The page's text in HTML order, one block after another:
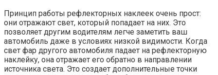
Принцип работы рефлекторных наклеек очень прост:
они отражают свет, который попадает на них. Это
позволяет другим водителям легче заметить ваш
автомобиль даже в условиях низкой видимости. Когда
свет фар другого автомобиля падает на рефлекторную
наклейку, она отражает его обратно в направлении
источника света. Это создает дополнительные точки